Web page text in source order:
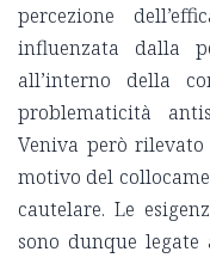
percezione
influenzata dalla
all’interno della
problematicità
Veniva però
motivo del
cautelare. Le
sono dunque